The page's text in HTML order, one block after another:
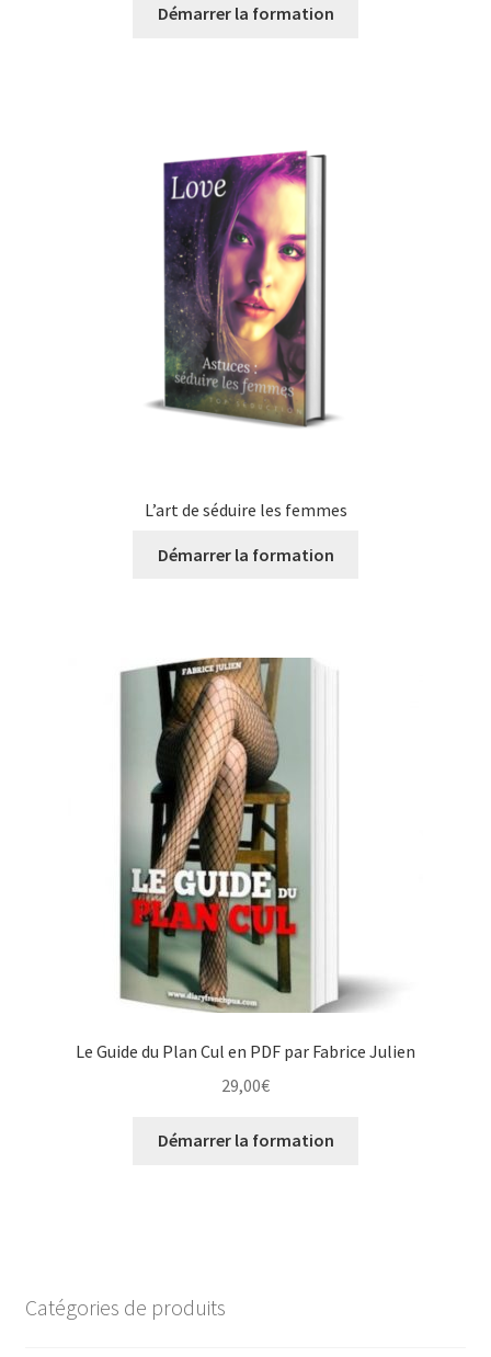
Démarrer la formation
L’art de séduire les femmes
Démarrer la formation
Le Guide du Plan Cul en PDF par Fabrice Julien
29,00€
Démarrer la formation
Catégories de produits